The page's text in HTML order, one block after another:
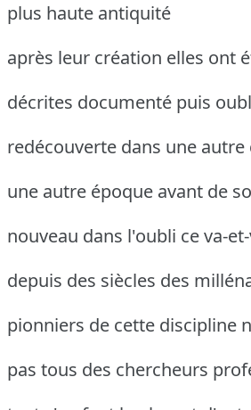
plus haute antiquité
après leur création elles ont
décrites documenté puis
redécouverte dans une autre
une autre époque avant de
nouveau dans l'oubli ce va-
depuis des siècles des
pionniers de cette discipline
pas tous des chercheurs